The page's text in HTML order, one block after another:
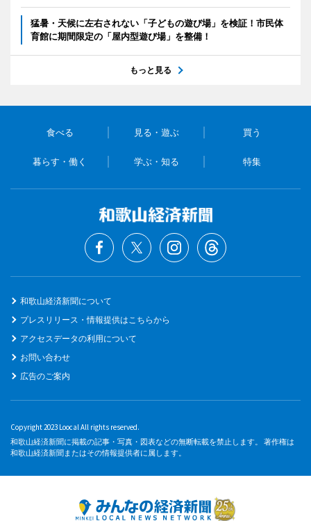
猛暑・天候に左右されない「子どもの遊び場」を検証！市民体
育館に期間限定の「屋内型遊び場」を整備！
もっと見る
食べる 見る・遊ぶ 買う
暮らす・働く 学ぶ・知る 特集
和歌山経済新聞について
プレスリリース・情報提供はこちらから
アクセスデータの利用について
お問い合わせ
広告のご案内
Copyright 2023 Loocal All rights reserved.
和歌山経済新聞に掲載の記事・写真・図表などの無断転載を禁止します。 著作権は
和歌山経済新聞またはその情報提供者に属します。